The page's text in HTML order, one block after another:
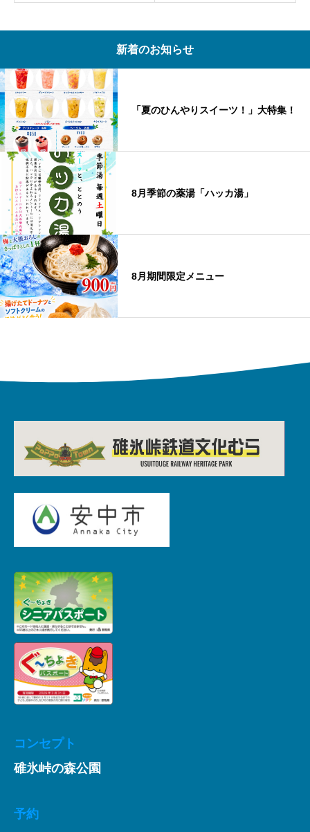
新着のお知らせ
「夏のひんやりスイーツ！」大特集！
8月季節の薬湯「ハッカ湯」
8月期間限定メニュー
コンセプト
碓氷峠の森公園
予約